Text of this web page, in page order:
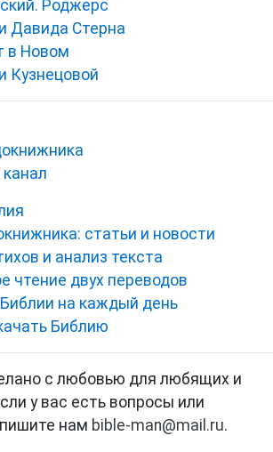
Роджерс
Давида Стерна
в Новом
Кузнецовой
статьи и новости
и анализ текста
чтение двух переводов
на каждый день
Библию
с любовью для любящих и
у вас есть вопросы или
нам bible-man@mail.ru.